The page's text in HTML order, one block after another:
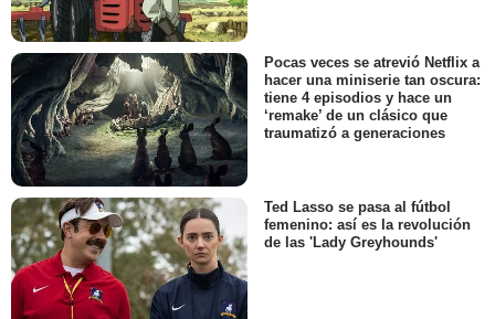
Pocas veces se atrevió Netflix a
hacer una miniserie tan oscura:
tiene 4 episodios y hace un
‘remake’ de un clásico que
traumatizó a generaciones
Ted Lasso se pasa al fútbol
femenino: así es la revolución
de las 'Lady Greyhounds'